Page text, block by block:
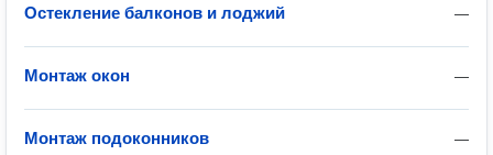
—
Остекление балконов и лоджий
—
Монтаж окон
—
Монтаж подоконников